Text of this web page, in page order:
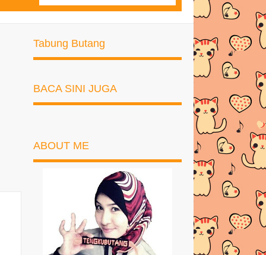
Tabung Butang
BACA SINI JUGA
ABOUT ME